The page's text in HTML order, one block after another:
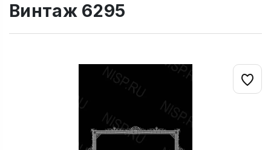
Винтаж 6295